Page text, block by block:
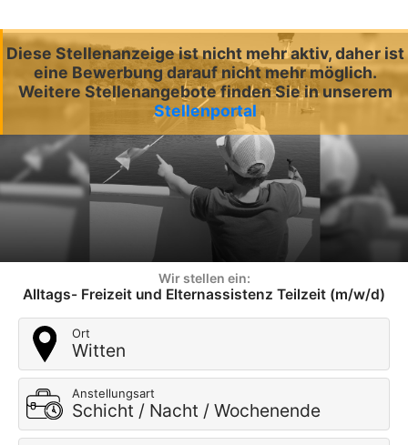
Diese Stellenanzeige ist nicht mehr aktiv, daher ist
eine Bewerbung darauf nicht mehr möglich.
Weitere Stellenangebote finden Sie in unserem
Stellenportal
Wir stellen ein:
Alltags- Freizeit und Elternassistenz Teilzeit (m/w/d)
Ort
Witten
Anstellungsart
Schicht / Nacht / Wochenende